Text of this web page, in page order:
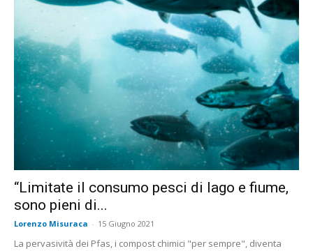
“Limitate il consumo pesci di lago e fiume,
sono pieni di...
Lorenzo Misuraca - 15 Giugno 2021
La pervasività dei Pfas, i compost chimici "per sempre", diventa